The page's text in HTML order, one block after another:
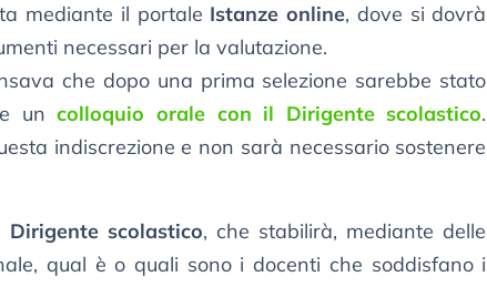
mediante il portale Istanze online, dove si dovrà
necessari per la valutazione.
che dopo una prima selezione sarebbe stato
uncolloquio orale con il Dirigente scolastico.
indiscrezione e non sarà necessario sostenere
Dirigente scolastico, che stabilirà, mediante delle
qual è o quali sono i docenti che soddisfano i